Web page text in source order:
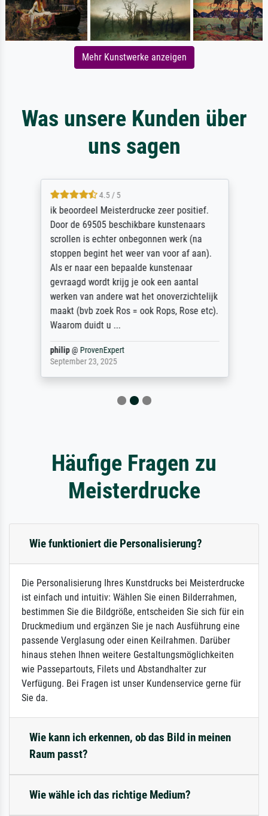
Mehr Kunstwerke anzeigen
Was unsere Kunden über
uns sagen
4.5 / 5
ik beoordeel Meisterdrucke zeer positief.
Door de 69505 beschikbare kunstenaars
scrollen is echter onbegonnen werk (na
stoppen begint het weer van voor af aan).
Als er naar een bepaalde kunstenaar
gevraagd wordt krijg je ook een aantal
werken van andere wat het onoverzichtelijk
maakt (bvb zoek Ros = ook Rops, Rose etc).
Waarom duidt u ...
philip@ ProvenExpert
September 23, 2025
Häufige Fragen zu
Meisterdrucke
Wie funktioniert die Personalisierung?
Die Personalisierung Ihres Kunstdrucks bei Meisterdrucke
ist einfach und intuitiv: Wählen Sie einen Bilderrahmen,
bestimmen Sie die Bildgröße, entscheiden Sie sich für ein
Druckmedium und ergänzen Sie je nach Ausführung eine
passende Verglasung oder einen Keilrahmen. Darüber
hinaus stehen Ihnen weitere Gestaltungsmöglichkeiten
wie Passepartouts, Filets und Abstandhalter zur
Verfügung. Bei Fragen ist unser Kundenservice gerne für
Sie da.
Wie kann ich erkennen, ob das Bild in meinen
Raum passt?
Wie wähle ich das richtige Medium?